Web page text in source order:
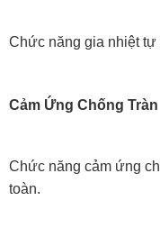
Chức năng gia nhiệt tự
Cảm Ứng Chống Tràn
Chức năng cảm ứng
toàn.